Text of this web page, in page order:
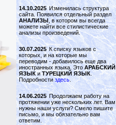
14.10.2025 Изменилась структура
сайта. Появился отдельный раздел
АНАЛИЗЫ, в котором вы всегда
можете найти все стилистические
анализы произведений.
30.07.2025 К списку языков с
которых, и на которые мы
переводим - добавилось еще два
иностранных языка. ЭтоАРАБСКИЙ
ЯЗЫКиТУРЕЦКИЙ ЯЗЫК.
Подробностиздесь
14.06.2025 Продолжаем работу на
протяжении уже нескольких лет. Вам
нужны наши услуги? Смело пишите
письмо, и мы обязательно вам
ответим.